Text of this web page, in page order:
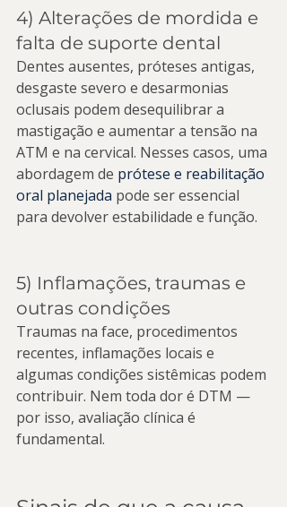
4) Alterações de mordida e
falta de suporte dental
Dentes ausentes, próteses antigas,
desgaste severo e desarmonias
oclusais podem desequilibrar a
mastigação e aumentar a tensão na
ATM e na cervical. Nesses casos, uma
abordagem de prótese e reabilitação
oral planejada pode ser essencial
para devolver estabilidade e função.
5) Inflamações, traumas e
outras condições
Traumas na face, procedimentos
recentes, inflamações locais e
algumas condições sistêmicas podem
contribuir. Nem toda dor é DTM —
por isso, avaliação clínica é
fundamental.